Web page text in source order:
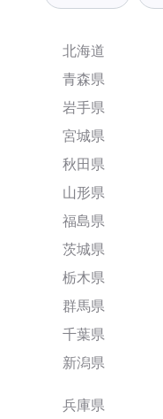
北海道
青森県
岩手県
宮城県
秋田県
山形県
福島県
茨城県
栃木県
群馬県
千葉県
新潟県
兵庫県